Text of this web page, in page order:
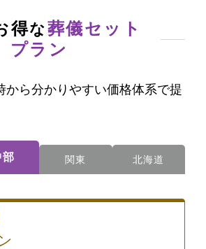
得な葬儀セット
プラン
から分かりやすい価格体系で提
部 関東 北海道